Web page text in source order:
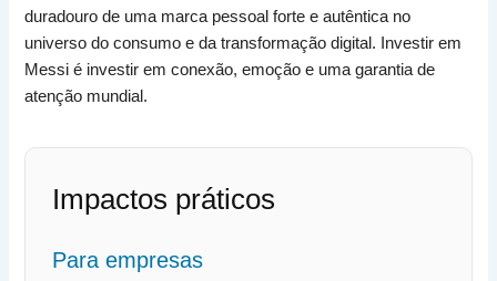
duradouro de uma marca pessoal forte e autêntica no
universo do consumo e da transformação digital. Investir em
Messi é investir em conexão, emoção e uma garantia de
atenção mundial.
Impactos práticos
Para empresas